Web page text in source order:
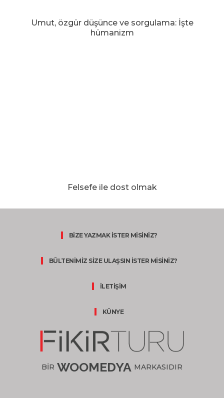
Umut, özgür düşünce ve sorgulama: İşte
hümanizm
Felsefe ile dost olmak
BİZE YAZMAK İSTER MİSİNİZ?
BÜLTENİMİZ SİZE ULAŞSIN İSTER MİSİNİZ?
İLETİŞİM
KÜNYE
BİR WOOMEDYA MARKASIDIR